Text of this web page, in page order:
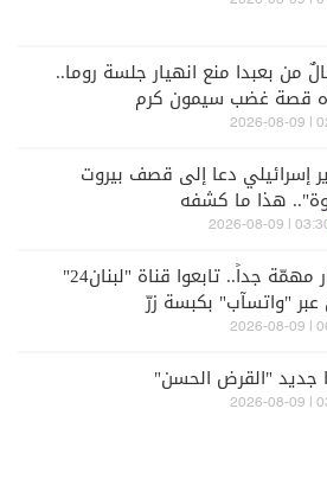
من بعبدا منع انهيار جلسة روما..
قصة غضب سيمون كرم
إسرائيلي دعا إلى قصف بيروت
هذا ما كشفه
03:30 | 2026-
أخبار مهمّة جداً.. تابعوا قناة "لبنان24"
عبر "واتسآب" بكبسة زرّ
جديد "القرض الحسن"